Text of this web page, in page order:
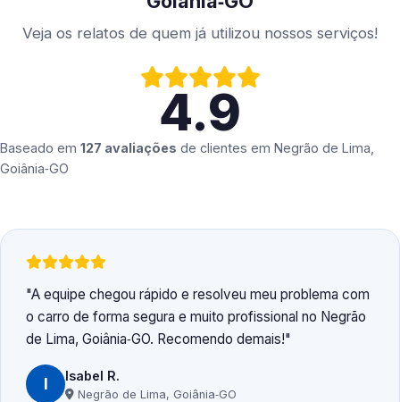
Veja os relatos de quem já utilizou nossos serviços!
4.9
Baseado em 127 avaliações de clientes em Negrão de Lima,
Goiânia‑GO
A equipe chegou rápido e resolveu meu problema com
o carro de forma segura e muito profissional no Negrão
de Lima, Goiânia‑GO. Recomendo demais!
I Isabel R.
Negrão de Lima, Goiânia‑GO